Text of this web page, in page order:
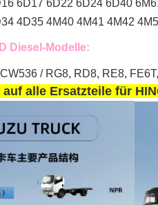
6D17 6D22 6D24 6D40
4D35 4M40 4M41 4M42
Diesel-Modelle:
/ RG8, RD8, RE8,
alle Ersatzteile für